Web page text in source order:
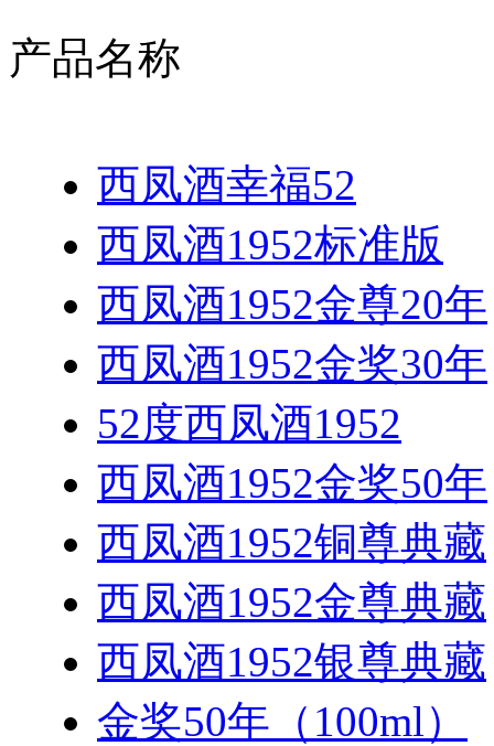
产品名称
西凤酒幸福52
西凤酒1952标准版
西凤酒1952金尊20年
西凤酒1952金奖30年
52度西凤酒1952
西凤酒1952金奖50年
西凤酒1952铜尊典藏
西凤酒1952金尊典藏
西凤酒1952银尊典藏
金奖50年（100ml）